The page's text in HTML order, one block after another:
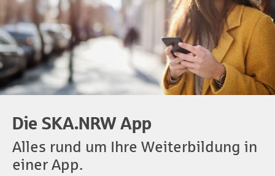
Die SKA.NRW App
Alles rund um Ihre Weiterbildung in
einer App.